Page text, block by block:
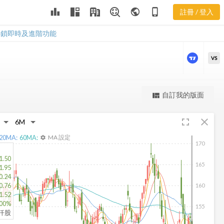
leaderboard public phone_iphone 註冊 / 登入
即時及進階功能
向圖
更強大的進階價量圖表
VS
view_quilt 自訂我的版面
fullscreen close
155
160
165
170
股
MA: 60MA: settings MA 設定